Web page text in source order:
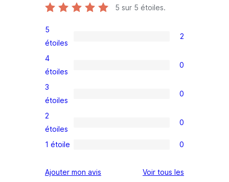
5 sur 5 étoiles.
2
avis
à
étoiles
5
étoiles
2
0
avis
à
étoile
4
étoiles
0
0
avis
à
3
étoiles
0
0
avis
2
2
étoiles
0
0
à
1 étoile 0
Ajouter mon avis Voir tous les